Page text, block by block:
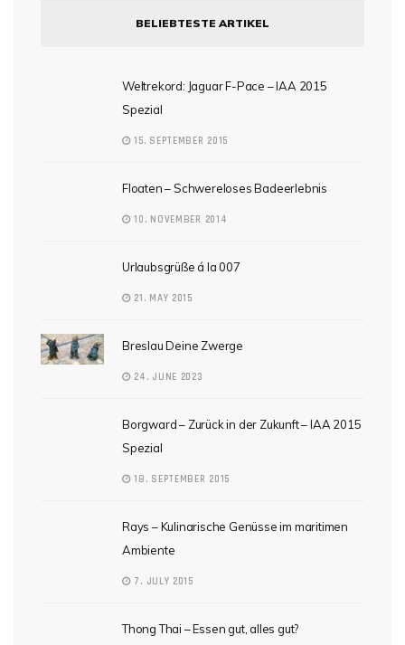
BELIEBTESTE ARTIKEL
Weltrekord: Jaguar F-Pace – IAA 2015
Spezial
15. SEPTEMBER 2015
Floaten – Schwereloses Badeerlebnis
10. NOVEMBER 2014
Urlaubsgrüße á la 007
21. MAY 2015
Breslau Deine Zwerge
24. JUNE 2023
Borgward – Zurück in der Zukunft – IAA 2015
Spezial
18. SEPTEMBER 2015
Rays – Kulinarische Genüsse im maritimen
Ambiente
7. JULY 2015
Thong Thai – Essen gut, alles gut?